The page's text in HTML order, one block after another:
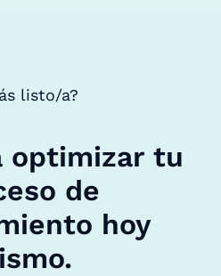
listo/a?
optimizar tu
de
hoy